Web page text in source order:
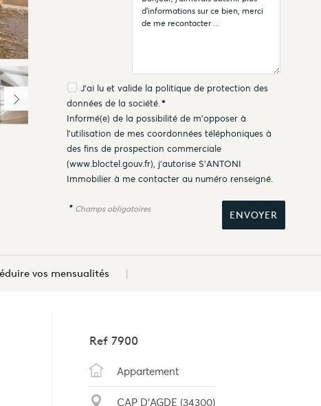
J'ai lu et valide la politique de protection des
données de la société.*
Informé(e) de la possibilité de m'opposer à
l'utilisation de mes coordonnées téléphoniques à
des fins de prospection commerciale
(www.bloctel.gouv.fr), j'autorise S'ANTONI
Immobilier à me contacter au numéro renseigné.
* Champs obligatoires
vos mensualités
Ref 7900
Appartement
CAP D'AGDE (34300)